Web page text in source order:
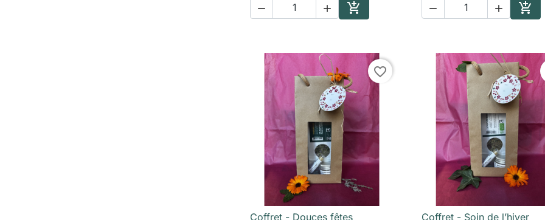
  
Ajouter au panier
  
favorite_border
Coffret - Douces fêtes Coffret - Soin de l’hiver